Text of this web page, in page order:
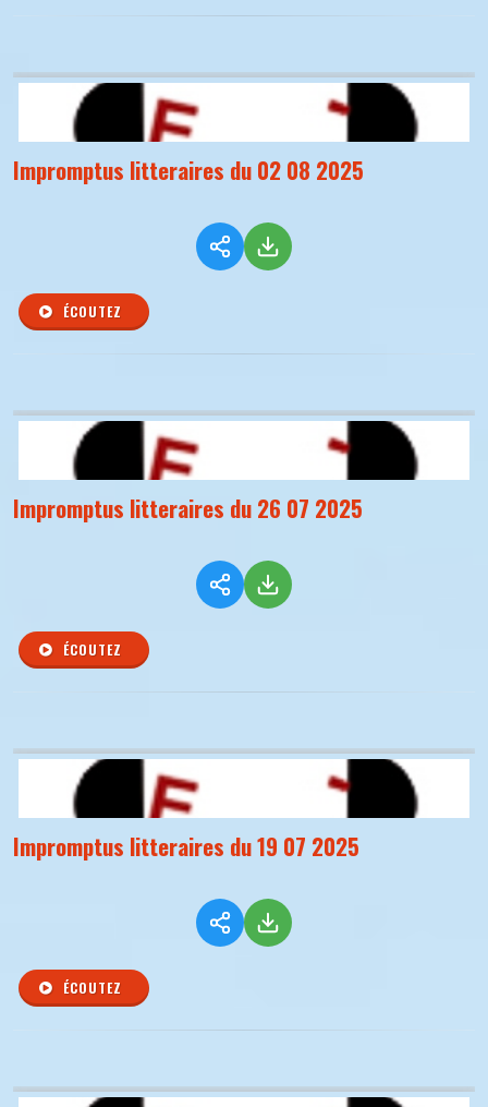
Impromptus litteraires du 02 08 2025
ÉCOUTEZ
Impromptus litteraires du 26 07 2025
ÉCOUTEZ
Impromptus litteraires du 19 07 2025
ÉCOUTEZ